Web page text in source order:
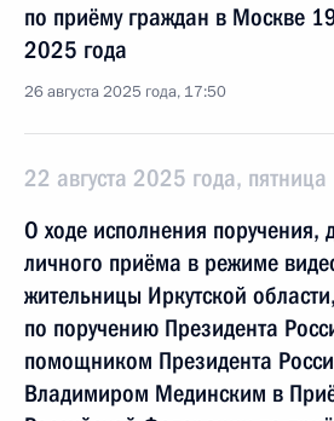
по приёму граждан в Москве
2025 года
26 августа 2025 года, 17:50
22 августа 2025 года, пятница
О ходе исполнения поручения,
личного приёма в режиме
жительницы Иркутской
по поручению Президента
помощником Президента
Владимиром Мединским в